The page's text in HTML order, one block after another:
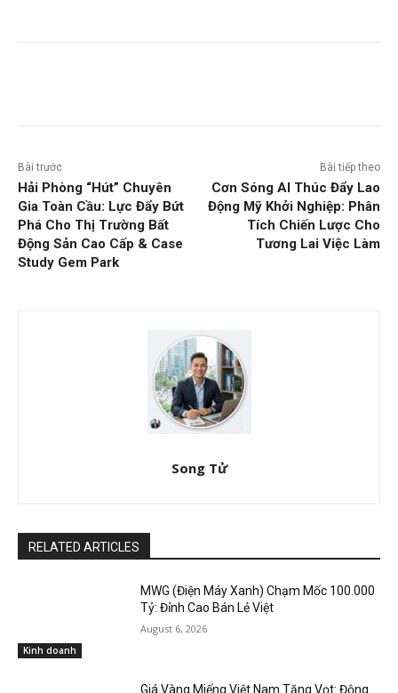
Bài trước
Hải Phòng “Hút” Chuyên
Gia Toàn Cầu: Lực Đẩy Bứt
Phá Cho Thị Trường Bất
Động Sản Cao Cấp & Case
Study Gem Park
Bài tiếp theo
Cơn Sóng AI Thúc Đẩy Lao
Động Mỹ Khởi Nghiệp: Phân
Tích Chiến Lược Cho
Tương Lai Việc Làm
Song Tử
RELATED ARTICLES
Kinh doanh
MWG (Điện Máy Xanh) Chạm Mốc 100.000
Tỷ: Đỉnh Cao Bán Lẻ Việt
August 6, 2026
Giá Vàng Miếng Việt Nam Tăng Vọt: Động